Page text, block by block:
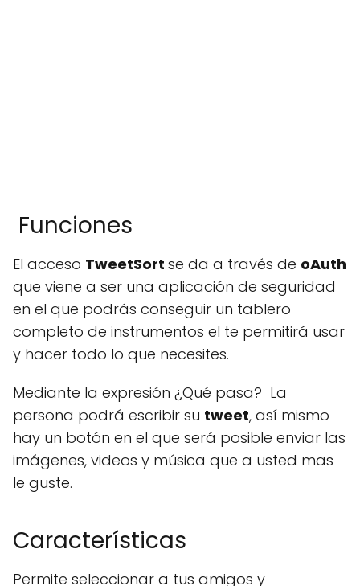
Funciones
El acceso TweetSort se da a través de oAuth
que viene a ser una aplicación de seguridad
en el que podrás conseguir un tablero
completo de instrumentos el te permitirá usar
y hacer todo lo que necesites.
Mediante la expresión ¿Qué pasa? La
persona podrá escribir su tweet, así mismo
hay un botón en el que será posible enviar las
imágenes, videos y música que a usted mas
le guste.
Características
Permite seleccionar a tus amigos y